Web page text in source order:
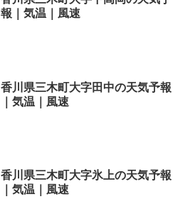
報｜気温｜風速
香川県三木町大字田中の天気予報
｜気温｜風速
香川県三木町大字氷上の天気予報
｜気温｜風速